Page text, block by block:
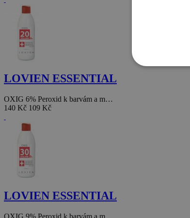
LOVIEN ESSENTIAL
OXIG 6% Peroxid k barvám a m…
140 Kč 109 Kč
LOVIEN ESSENTIAL
OXIG 9% Peroxid k barvám a m…